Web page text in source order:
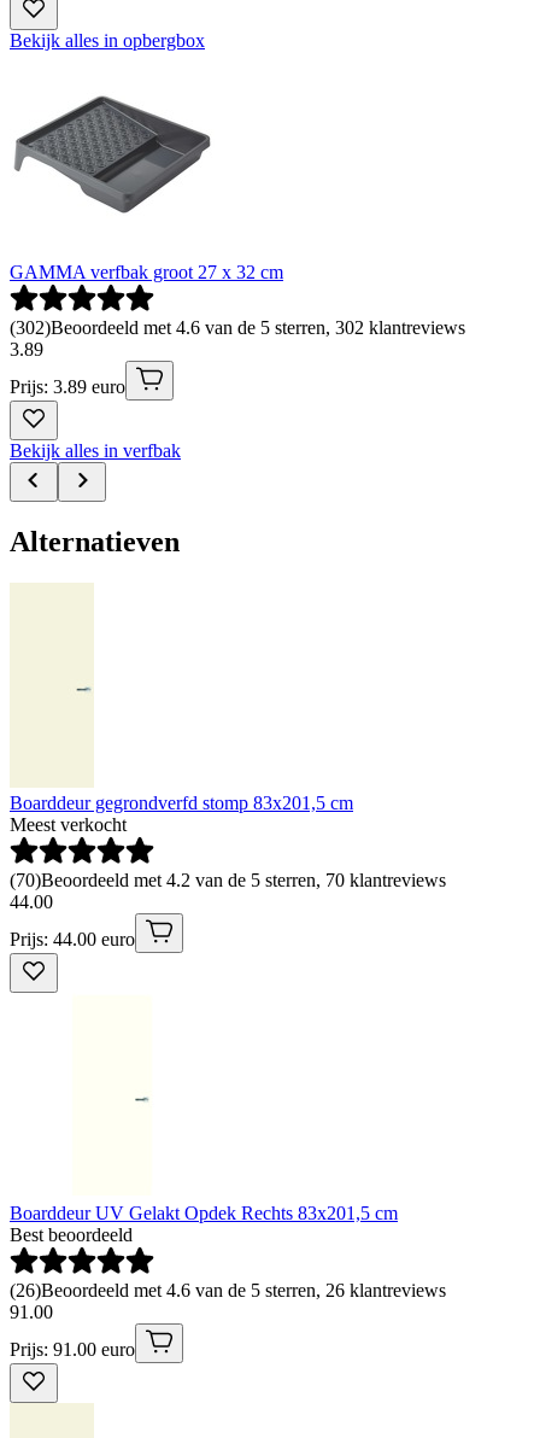
Bekijk alles in opbergbox
GAMMA verfbak groot 27 x 32 cm
(302)Beoordeeld met 4.6 van de 5 sterren, 302 klantreviews
3.89
Prijs: 3.89 euro
Bekijk alles in verfbak
Alternatieven
Boarddeur gegrondverfd stomp 83x201,5 cm
Meest verkocht
(70)Beoordeeld met 4.2 van de 5 sterren, 70 klantreviews
44.00
Prijs: 44.00 euro
Boarddeur UV Gelakt Opdek Rechts 83x201,5 cm
Best beoordeeld
(26)Beoordeeld met 4.6 van de 5 sterren, 26 klantreviews
91 .00
Prijs: 91.00 euro